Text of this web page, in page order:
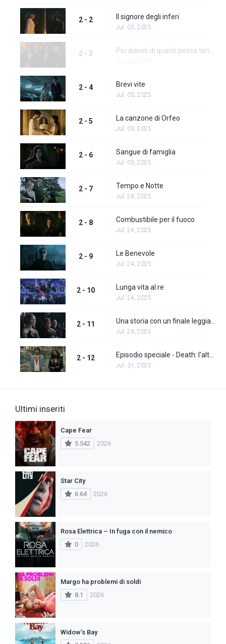
2 - 2 Il signore degli inferi
Jul. 03, 2025
2 - 3
2 - 4 Brevi vite
Jul. 03, 2025
2 - 5 La canzone di Orfeo
Jul. 03, 2025
2 - 6 Sangue di famiglia
Jul. 03, 2025
2 - 7 Tempo e Notte
Jul. 24, 2025
2 - 8 Combustibile per il fuoco
Jul. 24, 2025
2 - 9 Le Benevole
Jul. 24, 2025
2 - 10 Lunga vita al re
Jul. 24, 2025
2 - 11
Jul. 24, 2025
2 - 12
Jul. 31, 2025
Ultimi inseriti
Cape Fear
5.542
2026
Star City
6.64
2026
Rosa Elettrica – In fuga con il nemico
0
2026
Margo ha problemi di soldi
8.1
2026
Widow’s Bay